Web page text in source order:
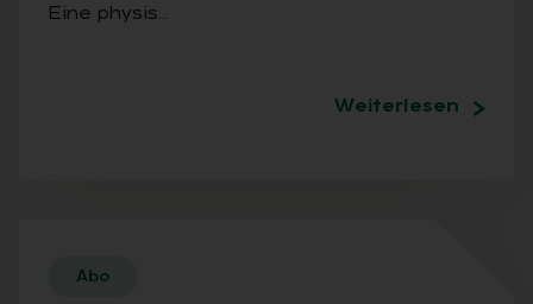
Eine physis…
Weiterlesen
Abo